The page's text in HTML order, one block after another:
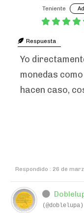
Teniente
Respuesta
Yo
monedas
hacen caso,
Respondido : 26 de
(@doblelupa)